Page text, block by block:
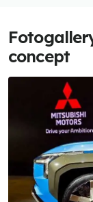
concept